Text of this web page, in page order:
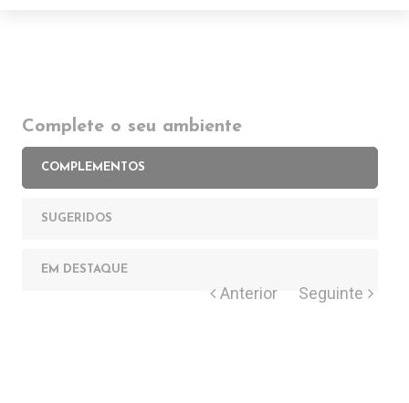
Complete o seu ambiente
COMPLEMENTOS
SUGERIDOS
EM DESTAQUE